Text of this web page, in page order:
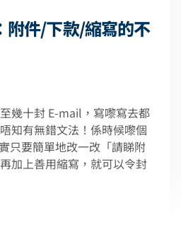
附件/下款/縮寫的不
幾十封 E-mail，寫嚟寫去都
知有無錯文法！係時候嚟個
只要簡單地改一改「請睇附
加上善用縮寫，就可以令封